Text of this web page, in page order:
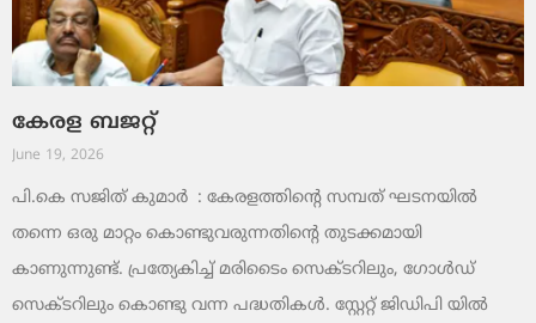
കേരള ബജറ്റ്
June 19, 2026
പി.കെ സജിത് കുമാര്‍ : കേരളത്തിന്റെ സമ്പത് ഘടനയിൽ
തന്നെ ഒരു മാറ്റം കൊണ്ടുവരുന്നതിന്റെ തുടക്കമായി
കാണുന്നുണ്ട്. പ്രത്യേകിച്ച് മരിടൈം സെക്ടറിലും, ഗോൾഡ്
സെക്ടറിലും കൊണ്ടു വന്ന പദ്ധതികൾ. സ്റ്റേറ്റ് ജിഡിപി യിൽ